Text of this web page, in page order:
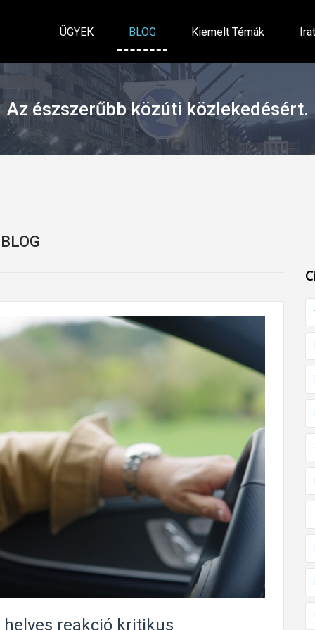
ÜGYEK BLOG Kiemelt Témák
Az észszerűbb közúti közlekedésért.
BLOG
reakció kritikus